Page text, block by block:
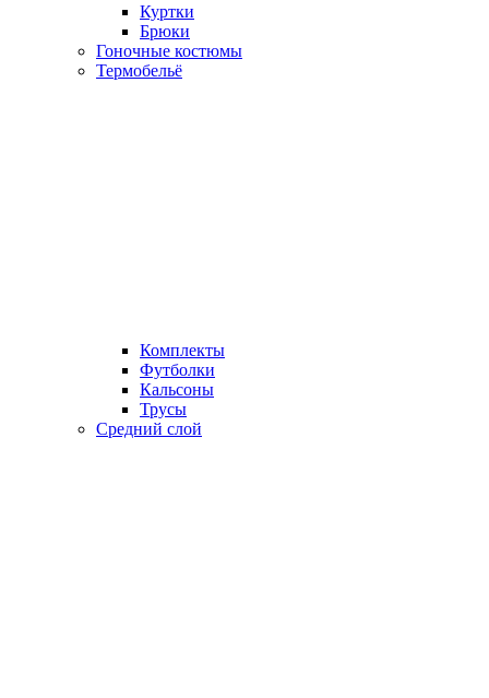
Куртки
Брюки
Гоночные костюмы
Термобельё
Комплекты
Футболки
Кальсоны
Трусы
Средний слой